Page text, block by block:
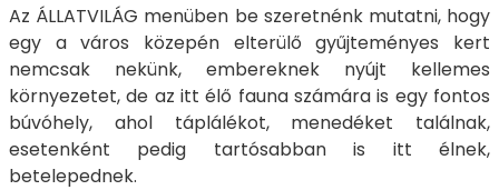
Az ÁLLATVILÁG menüben be szeretnénk mutatni, hogy
egy a város közepén elterülő gyűjteményes kert
nemcsak nekünk, embereknek nyújt kellemes
környezetet, de az itt élő fauna számára is egy fontos
búvóhely, ahol táplálékot, menedéket találnak,
esetenként pedig tartósabban is itt élnek,
betelepednek.